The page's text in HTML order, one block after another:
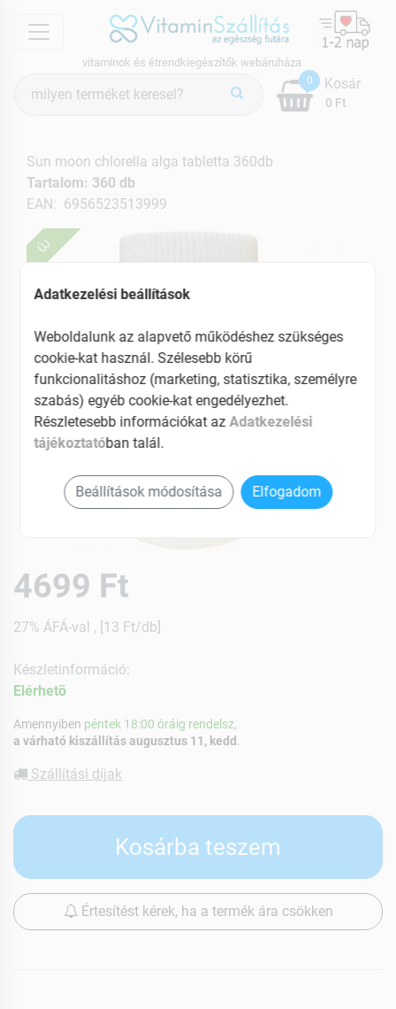
menu
vitaminok és étrendkiegészítők webáruháza
keresés
0
0 Ft
Kosár
ÚJ
Sun moon chlorella alga tabletta 360db
Tartalom: 360 db
EAN: 6956523513999
4699 Ft
27% ÁFÁ-val , [13 Ft/db]
Készletinformáció:
Elérhetõ
Amennyiben péntek 18:00 óráig rendelsz,
a várható kiszállítás augusztus 11, kedd
Szállítási díjak
Kosárba teszem
Értesítést kérek, ha a termék ára csökken
Adatkezelési beállítások
Weboldalunk az alapvető működéshez szükséges
cookie-kat használ. Szélesebb körű
funkcionalitáshoz (marketing, statisztika, személyre
szabás) egyéb cookie-kat engedélyezhet.
Részletesebb információkat azAdatkezelési
tájékoztatóban talál.
Beállítások módosítása Elfogadom